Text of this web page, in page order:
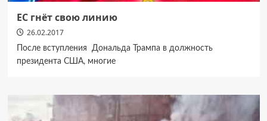
ЕС гнёт свою линию
26.02.2017
После вступления Дональда Трампа в должность
президента США, многие